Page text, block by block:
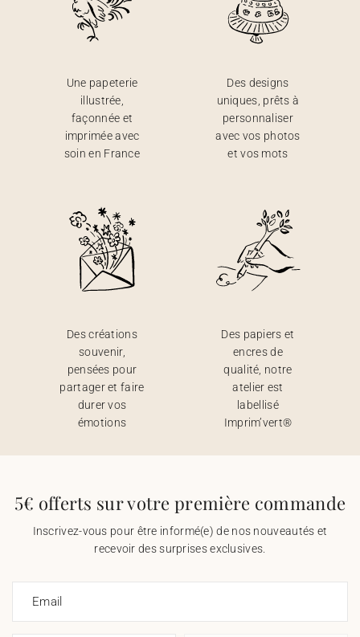
Une papeterie
illustrée,
façonnée et
imprimée avec
soin en France
Des designs
uniques, prêts à
personnaliser
avec vos photos
et vos mots
Des créations
souvenir,
pensées pour
partager et faire
durer vos
émotions
Des papiers et
encres de
qualité, notre
atelier est
labellisé
Imprim’vert®
5€ offerts sur votre première commande
Inscrivez-vous pour être informé(e) de nos nouveautés et
recevoir des surprises exclusives.
Email